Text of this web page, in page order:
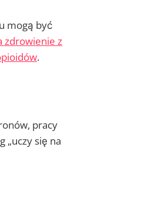
mogą być
zdrowienie z
.
pracy
„uczy się na